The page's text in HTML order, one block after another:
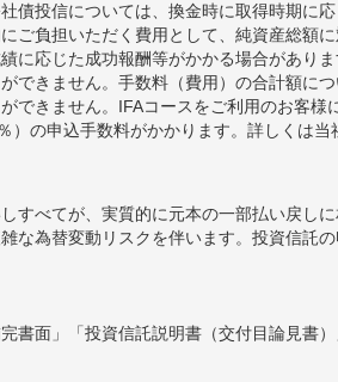
債投信については、換金時に取得時期に
ご負担いただく費用として、純資産総額
に応じた成功報酬等がかかる場合があり
できません。手数料（費用）の合計額に
できません。IFAコースをご利用のお客
）の申込手数料がかかります。詳しくは
すべてが、実質的に元本の一部払い戻し
な為替変動リスクを伴います。投資信託
書面」「投資信託説明書（交付目論見書